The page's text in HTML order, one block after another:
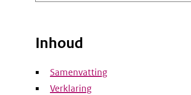
Inhoud
Samenvatting
Verklaring